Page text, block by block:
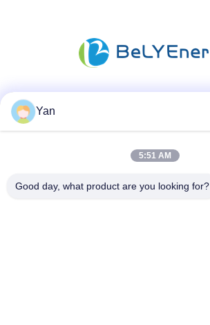
Yan
5:51 AM
Good day, what product are you looking for?